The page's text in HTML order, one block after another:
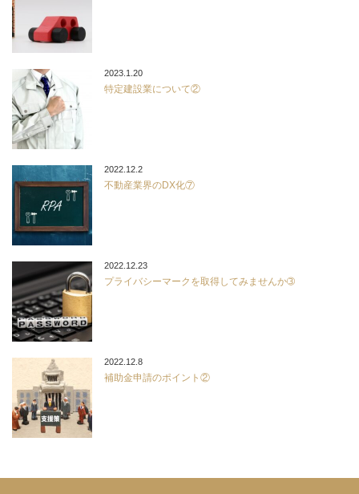
2023.1.20
特定建設業について②
2022.12.2
不動産業界のDX化⑦
2022.12.23
プライバシーマークを取得してみませんか➂
2022.12.8
補助金申請のポイント②